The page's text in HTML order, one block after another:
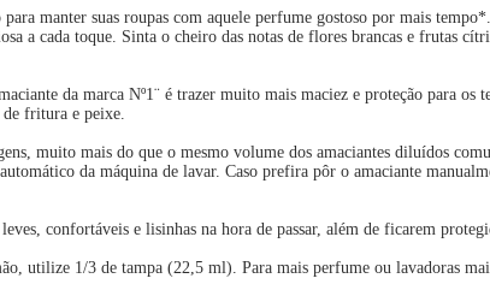
manter suas roupas com aquele perfume gostoso por mais
a cada toque. Sinta o cheiro das notas de flores brancas e frutas
da marca Nº1¨ é trazer muito mais maciez e proteção para
de fritura e peixe.
muito mais do que o mesmo volume dos amaciantes diluídos
da máquina de lavar. Caso prefira pôr o amaciante
confortáveis e lisinhas na hora de passar, além de ficarem
utilize 1/3 de tampa (22,5 ml). Para mais perfume ou lavadoras